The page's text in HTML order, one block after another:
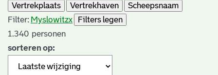
Vertrekplaats
Vertrekhaven
Scheepsnaam
Filter: Myslowitzx
Filters legen
1.340 personen
sorteren op: